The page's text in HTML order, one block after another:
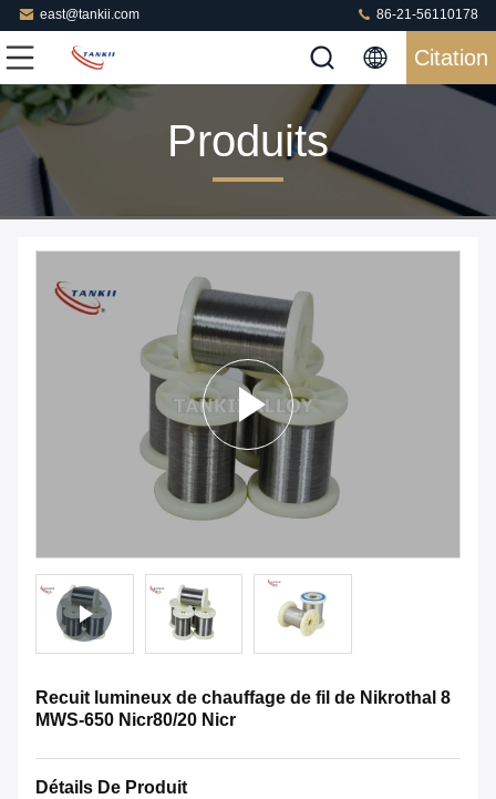
east@tankii.com 86-21-56110178
Citation
Produits
Recuit lumineux de chauffage de fil de Nikrothal 8
MWS-650 Nicr80/20 Nicr
Détails De Produit